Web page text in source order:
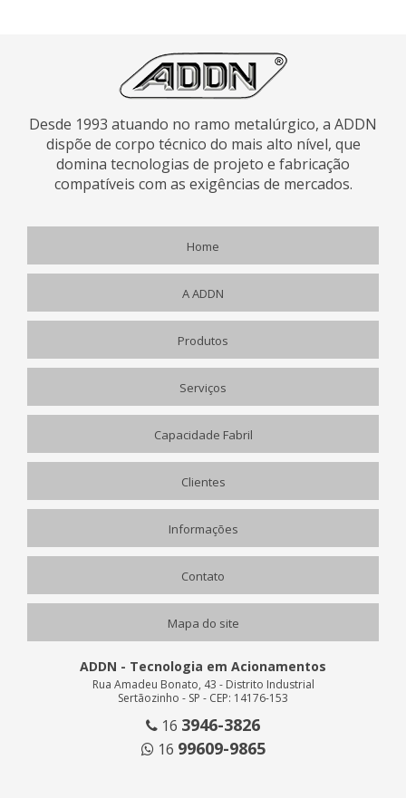
Desde 1993 atuando no ramo metalúrgico, a ADDN
dispõe de corpo técnico do mais alto nível, que
domina tecnologias de projeto e fabricação
compatíveis com as exigências de mercados.
Home
A ADDN
Produtos
Serviços
Capacidade Fabril
Clientes
Informações
Contato
Mapa do site
ADDN - Tecnologia em Acionamentos
Rua Amadeu Bonato, 43 - Distrito Industrial
Sertãozinho - SP - CEP: 14176-153
16 3946-3826
16 99609-9865